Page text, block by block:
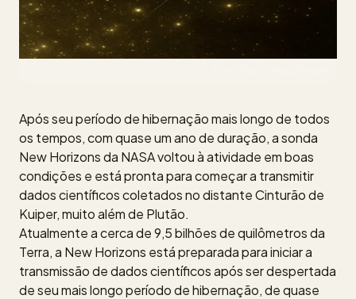
Após seu período de hibernação mais longo de todos
os tempos, com quase um ano de duração, a sonda
New Horizons da NASA voltou à atividade em boas
condições e está pronta para começar a transmitir
dados científicos coletados no distante Cinturão de
Kuiper, muito além de Plutão.
Atualmente a cerca de 9,5 bilhões de quilômetros da
Terra, a New Horizons está preparada para iniciar a
transmissão de dados científicos após ser despertada
de seu mais longo período de hibernação, de quase